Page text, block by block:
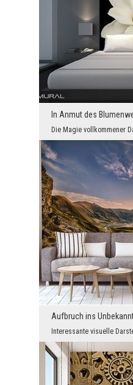
In Anmut des
Aufbruch ins